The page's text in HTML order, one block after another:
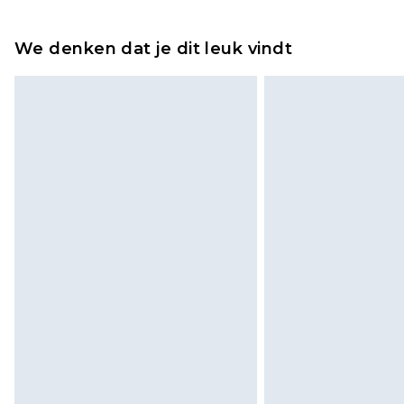
wordt gebracht op uw
We denken dat je dit leuk vindt